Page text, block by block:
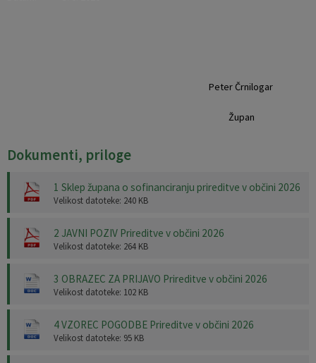
Peter Črnilogar
Župan
Dokumenti, priloge
1 Sklep župana o sofinanciranju prireditve v občini 2026
Velikost datoteke: 240 KB
2 JAVNI POZIV Prireditve v občini 2026
Velikost datoteke: 264 KB
3 OBRAZEC ZA PRIJAVO Prireditve v občini 2026
Velikost datoteke: 102 KB
4 VZOREC POGODBE Prireditve v občini 2026
Velikost datoteke: 95 KB